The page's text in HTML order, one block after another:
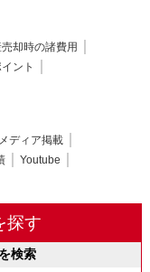
却時の諸費用
ント
メディア掲載
Youtube
探す
検索